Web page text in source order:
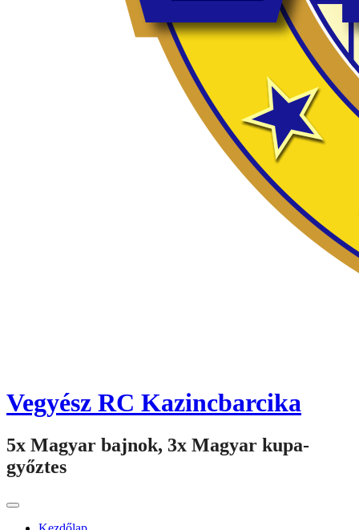
Vegyész RC Kazincbarcika
5x Magyar bajnok, 3x Magyar kupa-
győztes